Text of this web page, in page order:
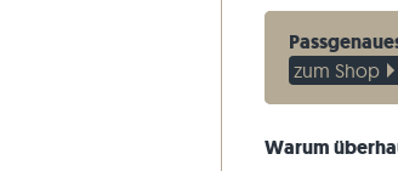
zum Shop
Warum